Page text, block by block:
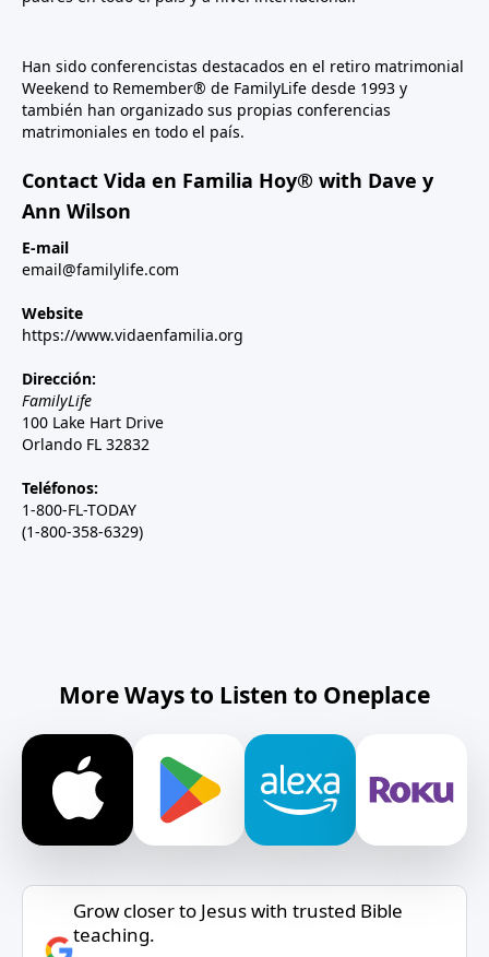
Han sido conferencistas destacados en el retiro matrimonial
Weekend to Remember® de FamilyLife desde 1993 y
también han organizado sus propias conferencias
matrimoniales en todo el país.
Contact Vida en Familia Hoy® with Dave y
Ann Wilson
E-mail
email@familylife.com
Website
https://www.vidaenfamilia.org
Dirección:
FamilyLife
100 Lake Hart Drive
Orlando FL 32832
Teléfonos:
1-800-FL-TODAY
(1-800-358-6329)
More Ways to Listen to Oneplace
Grow closer to Jesus with trusted Bible
teaching.